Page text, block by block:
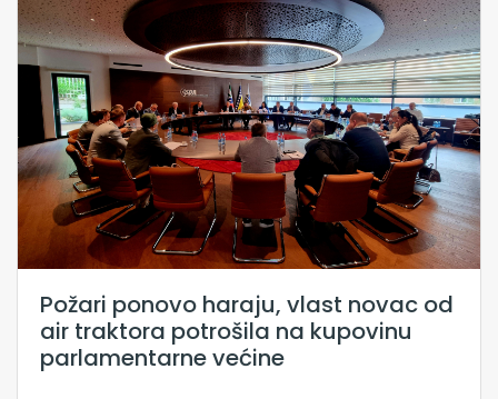
Požari ponovo haraju, vlast novac od
air traktora potrošila na kupovinu
parlamentarne većine